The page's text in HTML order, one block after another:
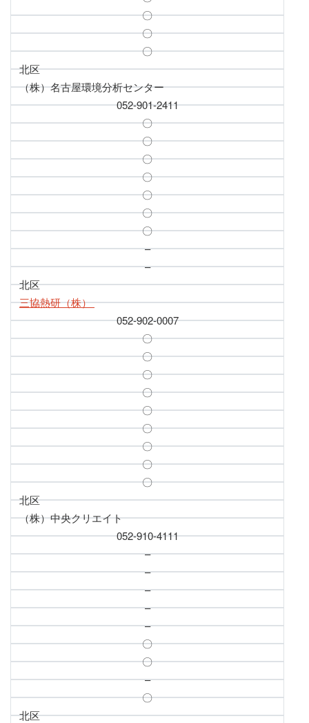
〇
〇
〇
北区
（株）名古屋環境分析センター
052-901-2411
〇
〇
〇
〇
〇
〇
〇
–
–
北区
三協熱研（株）
052-902-0007
〇
〇
〇
〇
〇
〇
〇
〇
〇
北区
（株）中央クリエイト
052-910-4111
–
–
–
–
–
〇
〇
–
〇
北区